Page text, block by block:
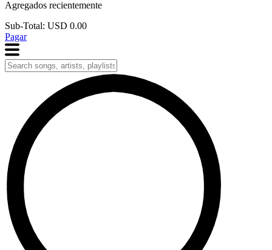
Agregados recientemente
Sub-Total: USD 0.00
Pagar